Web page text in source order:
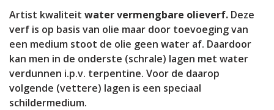
Artist kwaliteit water vermengbare olieverf. Deze
verf is op basis van olie maar door toevoeging van
een medium stoot de olie geen water af. Daardoor
kan men in de onderste (schrale) lagen met water
verdunnen i.p.v. terpentine. Voor de daarop
volgende (vettere) lagen is een speciaal
schildermedium.